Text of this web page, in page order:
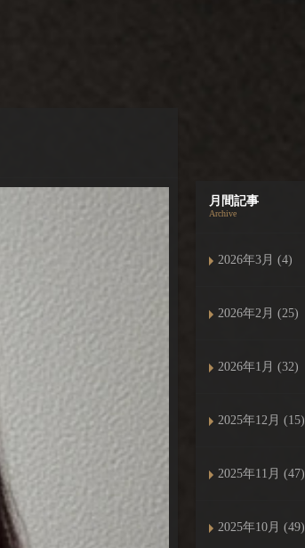
月間記事
Archive
2026年3月 (4)
2026年2月 (25)
2026年1月 (32)
2025年12月 (15)
2025年11月 (47)
2025年10月 (49)